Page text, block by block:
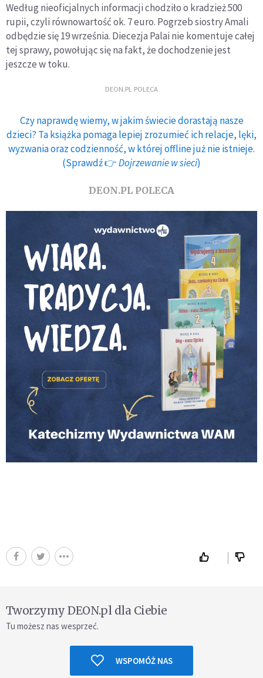
Według nieoficjalnych informacji chodziło o kradzież 500
rupii, czyli równowartość ok. 7 euro. Pogrzeb siostry Amali
odbędzie się 19 września. Diecezja Palai nie komentuje całej
tej sprawy, powołując się na fakt, że dochodzenie jest
jeszcze w toku.
DEON.PL POLECA
Czy naprawdę wiemy, w jakim świecie dorastają nasze
dzieci? Ta książka pomaga lepiej zrozumieć ich relacje, lęki,
wyzwania oraz codzienność, w której offline już nie istnieje.
(Sprawdź 👉Dojrzewanie w sieci)
DEON.PL POLECA
Tworzymy DEON.pl dla Ciebie
Tu możesz nas wesprzeć.
WSPOMÓŻ NAS